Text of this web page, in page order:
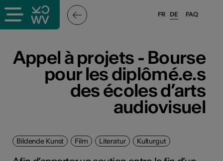
FAQ
FR DE
Appel à projets - Bourse
pour les diplômé.e.s
des écoles d’arts
audiovisuel
Bildende Kunst Film Literatur Kulturgut